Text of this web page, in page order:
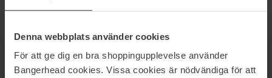
Denna webbplats använder cookies
För att ge dig en bra shoppingupplevelse använder
Bangerhead cookies. Vissa cookies är nödvändiga för att
Brow Color
1 pcs
24 €
Excellence Crème 1 Svart
14 €